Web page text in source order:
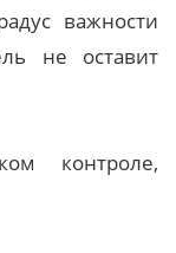
важности
не оставит
контроле,